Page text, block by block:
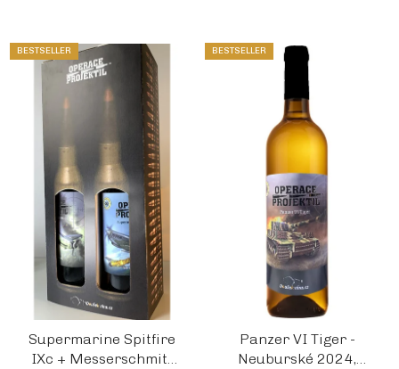
BESTSELLER
Supermarine Spitfire
IXc + Messerschmitt
BESTSELLER
Panzer VI Tiger -
Neuburské 2024,